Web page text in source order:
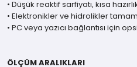
• Düşük reaktif sarfiyatı, kısa
• Elektronikler ve hidrolikler
• PC veya yazıcı bağlantısı için
ÖLÇÜM ARALIKLARI